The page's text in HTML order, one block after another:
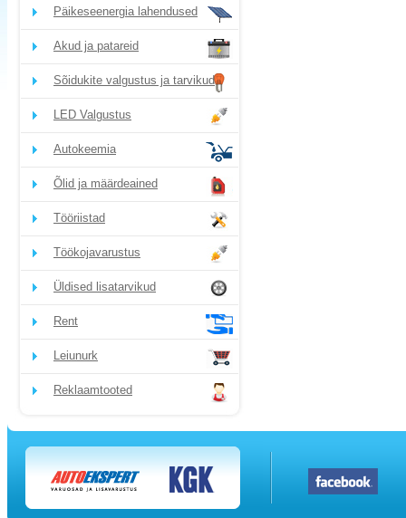
Päikeseenergia lahendused
Akud ja patareid
Sõidukite valgustus ja tarvikud
LED Valgustus
Autokeemia
Õlid ja määrdeained
Tööriistad
Töökojavarustus
Üldised lisatarvikud
Rent
Leiunurk
Reklaamtooted